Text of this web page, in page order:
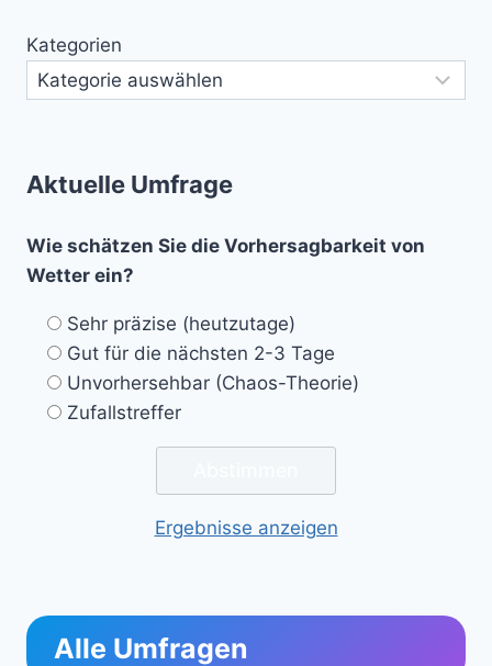
Kategorien
Aktuelle Umfrage
Wie schätzen Sie die Vorhersagbarkeit von
Wetter ein?
Sehr präzise (heutzutage)
Gut für die nächsten 2-3 Tage
Unvorhersehbar (Chaos-Theorie)
Zufallstreffer
Ergebnisse anzeigen
Alle Umfragen